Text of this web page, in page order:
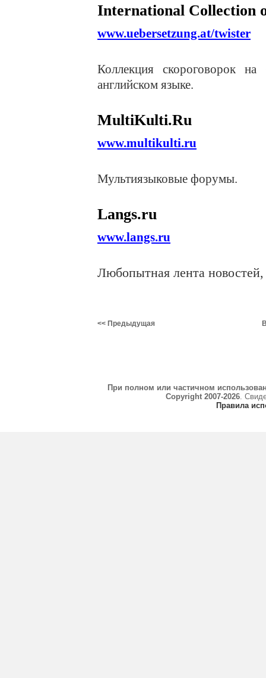
International Collection
www.uebersetzung.at/twister
Коллекция скороговорок
английском языке.
MultiKulti.Ru
www.multikulti.ru
Мультиязыковые форумы.
Langs.ru
www.langs.ru
Любопытная лента
<< Предыдущая
При полном или частичном
Copyright 2007-2026.
Правила